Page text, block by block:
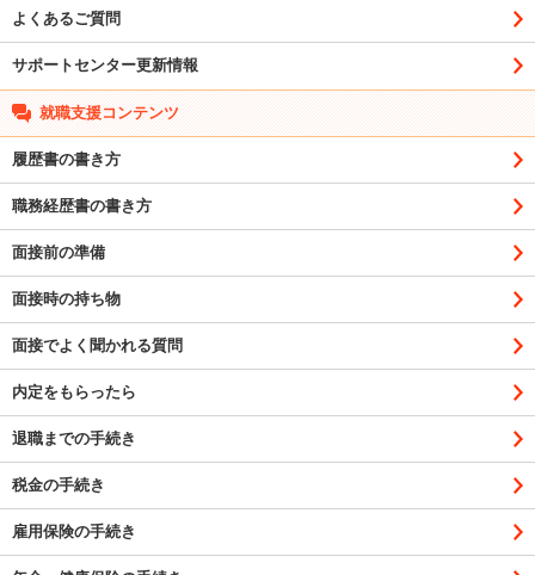
よくあるご質問
サポートセンター更新情報
就職支援コンテンツ
履歴書の書き方
職務経歴書の書き方
面接前の準備
面接時の持ち物
面接でよく聞かれる質問
内定をもらったら
退職までの手続き
税金の手続き
雇用保険の手続き